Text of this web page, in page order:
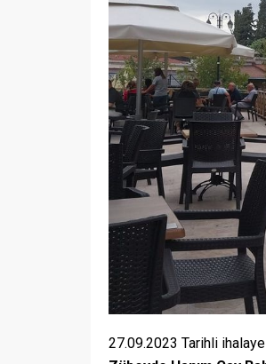
27.09.2023 Tarihli